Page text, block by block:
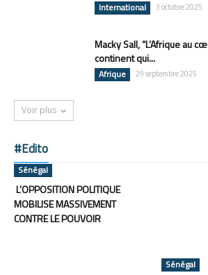
International 3 octobre 2025
Macky Sall, “L’Afrique au
continent qui...
Afrique 29 septembre 2025
Voir plus
#Edito
Sénégal
L’OPPOSITION POLITIQUE
MOBILISE MASSIVEMENT
CONTRE LE POUVOIR
Sénégal